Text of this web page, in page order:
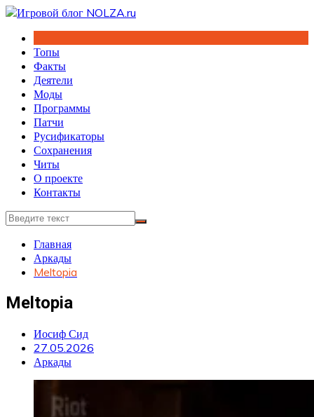
Перейти
содержимому
Топы
Факты
Деятели
Моды
Программы
Патчи
Русификаторы
Сохранения
Читы
О проекте
Контакты
Главная
Аркады
Meltopia
Meltopia
Иосиф Сид
27.05.2026
Аркады